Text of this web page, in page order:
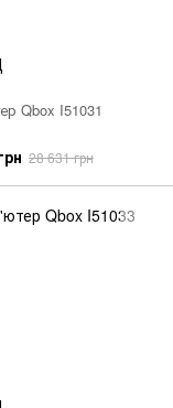
Qbox I51031
28 631 грн